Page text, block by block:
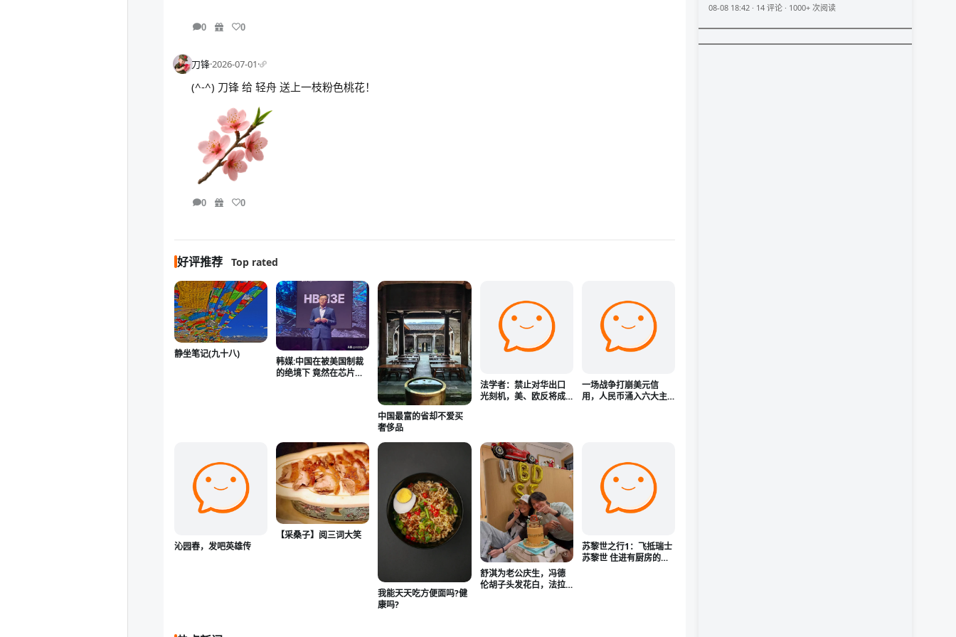
0 0
刀锋·2026-07-01·
(^-^) 刀锋 给 轻舟 送上一枝粉色桃花！
0 0
好评推荐 Top rated
静坐笔记(九十八)
韩媒:中国在被美国制裁
的绝境下 竟然在芯片技
中国最富的省却不爱买
奢侈品
法学者：禁止对华出口
光刻机，美、欧反将成
一场战争打崩美元信
用，人民币涌入六大主
沁园春，发吧英雄传
【采桑子】阅三词大笑
我能天天吃方便面吗?健
康吗?
舒淇为老公庆生，冯德
伦胡子头发花白，法拉
苏黎世之行1：飞抵瑞士
苏黎世 住进有厨房的公
08-08 18:42 · 14 评论 · 1000+ 次阅读